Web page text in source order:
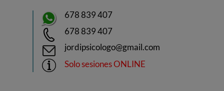
678 839 407
678 839 407
jordipsicologo@gmail.com
Solo sesiones ONLINE